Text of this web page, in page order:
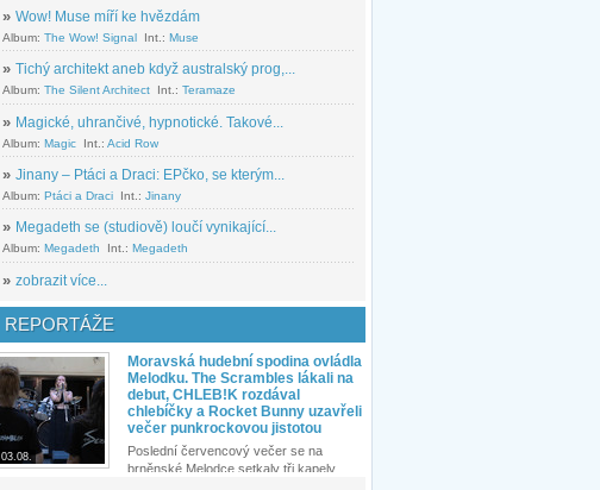
» Wow! Muse míří ke hvězdám
Album: The Wow! Signal Int.: Muse
» Tichý architekt aneb když australský prog,...
Album: The Silent Architect Int.: Teramaze
» Magické, uhrančivé, hypnotické. Takové...
Album: Magic Int.: Acid Row
» Jinany – Ptáci a Draci: EPčko, se kterým...
Album: Ptáci a Draci Int.: Jinany
» Megadeth se (studiově) loučí vynikající...
Album: Megadeth Int.: Megadeth
» zobrazit více...
REPORTÁŽE
03.08.
Moravská hudební spodina ovládla
Melodku. The Scrambles lákali na
debut, CHLEB!K rozdával
chlebíčky a Rocket Bunny uzavřeli
večer punkrockovou jistotou
Poslední červencový večer se na
brněnské Melodce setkaly tři kapely...